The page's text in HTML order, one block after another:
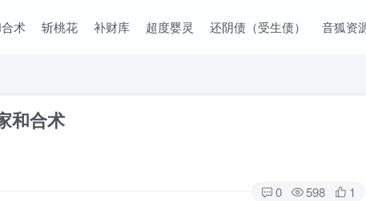
术 斩桃花 补财库 超度婴灵 还阴债（受生债） 音狐资
和合术
0 598 1